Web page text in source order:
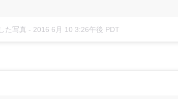
た写真 - 2016 6月 10 3:26午後 PDT